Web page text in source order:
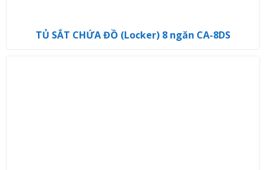
TỦ SẮT CHỨA ĐỒ (Locker) 8 ngăn CA-8DS